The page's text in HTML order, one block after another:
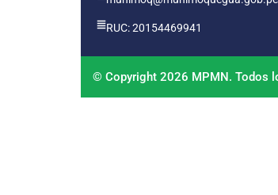
RUC: 20154469941
© Copyright 2026 MPMN. Todos